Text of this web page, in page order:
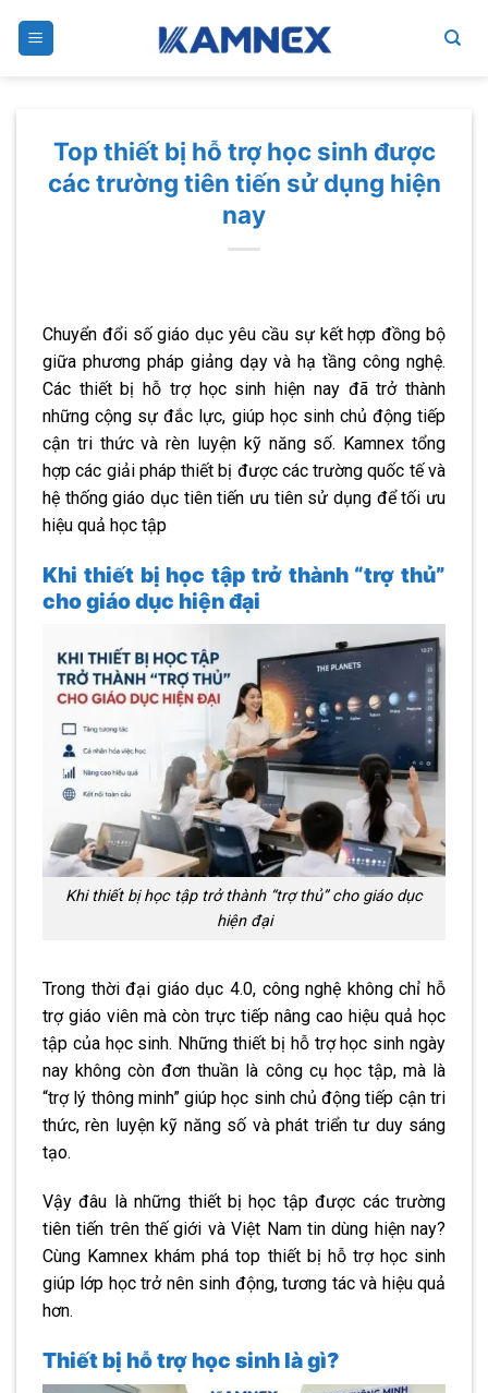
Top thiết bị hỗ trợ học sinh được
các trường tiên tiến sử dụng hiện
nay
Chuyển đổi số giáo dục yêu cầu sự kết hợp đồng bộ
giữa phương pháp giảng dạy và hạ tầng công nghệ.
Các thiết bị hỗ trợ học sinh hiện nay đã trở thành
những cộng sự đắc lực, giúp học sinh chủ động tiếp
cận tri thức và rèn luyện kỹ năng số. Kamnex tổng
hợp các giải pháp thiết bị được các trường quốc tế và
hệ thống giáo dục tiên tiến ưu tiên sử dụng để tối ưu
hiệu quả học tập
Khi thiết bị học tập trở thành “trợ thủ”
cho giáo dục hiện đại
Khi thiết bị học tập trở thành “trợ thủ” cho giáo dục
hiện đại
Trong thời đại giáo dục 4.0, công nghệ không chỉ hỗ
trợ giáo viên mà còn trực tiếp nâng cao hiệu quả học
tập của học sinh. Những thiết bị hỗ trợ học sinh ngày
nay không còn đơn thuần là công cụ học tập, mà là
“trợ lý thông minh” giúp học sinh chủ động tiếp cận tri
thức, rèn luyện kỹ năng số và phát triển tư duy sáng
tạo.
Vậy đâu là những thiết bị học tập được các trường
tiên tiến trên thế giới và Việt Nam tin dùng hiện nay?
Cùng Kamnex khám phá top thiết bị hỗ trợ học sinh
giúp lớp học trở nên sinh động, tương tác và hiệu quả
hơn.
Thiết bị hỗ trợ học sinh là gì?